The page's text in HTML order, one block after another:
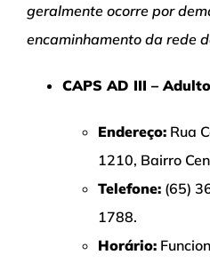
geralmente ocorre por
encaminhamento da rede
CAPS AD III –
Endereço: Rua
1210, Bairro
Telefone: (65)
1788.
Horário: